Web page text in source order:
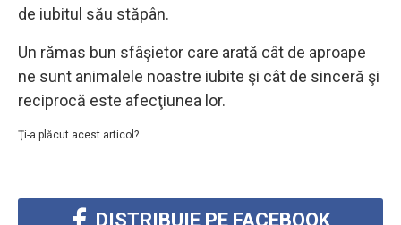
de iubitul său stăpân.
Un rămas bun sfâşietor care arată cât de aproape
ne sunt animalele noastre iubite şi cât de sinceră şi
reciprocă este afecţiunea lor.
Ţi-a plăcut acest articol?
DISTRIBUIE PE FACEBOOK